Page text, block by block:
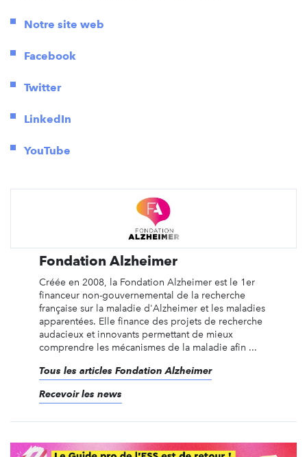
Notre site web
Facebook
Twitter
LinkedIn
YouTube
Fondation Alzheimer
Créée en 2008, la Fondation Alzheimer est le 1er
financeur non-gouvernemental de la recherche
française sur la maladie d'Alzheimer et les maladies
apparentées. Elle finance des projets de recherche
audacieux et innovants permettant de mieux
comprendre les mécanismes de la maladie afin ...
Tous les articles Fondation Alzheimer
Recevoir les news